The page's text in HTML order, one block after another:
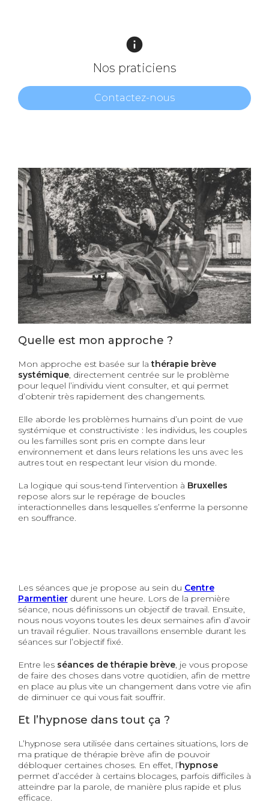
info
Nos praticiens
Contactez-nous
Quelle est mon approche ?
Mon approche est basée sur la thérapie brève
systémique, directement centrée sur le problème
pour lequel l’individu vient consulter, et qui permet
d’obtenir très rapidement des changements.
Elle aborde les problèmes humains d’un point de vue
systémique et constructiviste : les individus, les couples
ou les familles sont pris en compte dans leur
environnement et dans leurs relations les uns avec les
autres tout en respectant leur vision du monde.
La logique qui sous-tend l’intervention à Bruxelles
repose alors sur le repérage de boucles
interactionnelles dans lesquelles s’enferme la personne
en souffrance.
Les séances que je propose au sein du Centre
Parmentier durent une heure. Lors de la première
séance, nous définissons un objectif de travail. Ensuite,
nous nous voyons toutes les deux semaines afin d’avoir
un travail régulier. Nous travaillons ensemble durant les
séances sur l’objectif fixé.
Entre lesséances de thérapie brève, je vous propose
de faire des choses dans votre quotidien, afin de mettre
en place au plus vite un changement dans votre vie afin
de diminuer ce qui vous fait souffrir.
Et l’hypnose dans tout ça ?
L’hypnose sera utilisée dans certaines situations, lors de
ma pratique de thérapie brève afin de pouvoir
débloquer certaines choses. En effet, l’hypnose
permet d’accéder à certains blocages, parfois difficiles à
atteindre par la parole, de manière plus rapide et plus
efficace.